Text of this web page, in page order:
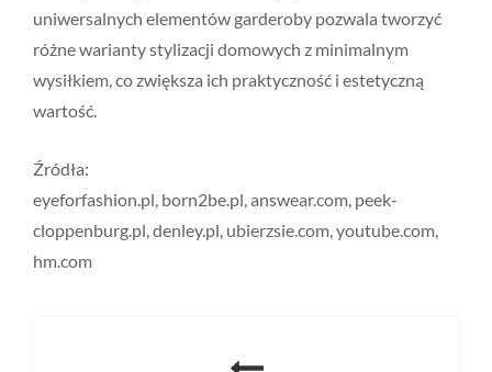
uniwersalnych elementów garderoby pozwala tworzyć
różne warianty stylizacji domowych z minimalnym
wysiłkiem, co zwiększa ich praktyczność i estetyczną
wartość.
Źródła:
eyeforfashion.pl, born2be.pl, answear.com, peek-
cloppenburg.pl, denley.pl, ubierzsie.com, youtube.com,
hm.com